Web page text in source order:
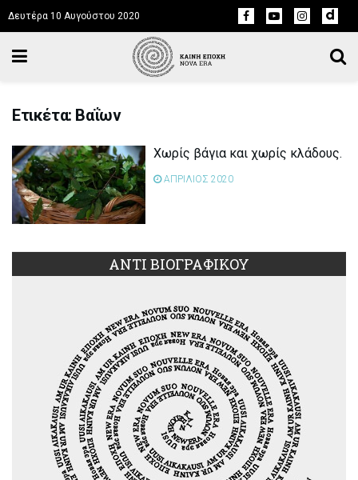
Δευτέρα 10 Αυγούστου 2020
Ετικέτα: Βαΐων
Χωρίς βάγια και χωρίς κλάδους.
ΑΠΡΙΛΙΟΣ 2020
ΑΝΤΙ ΒΙΟΓΡΑΦΙΚΟΥ